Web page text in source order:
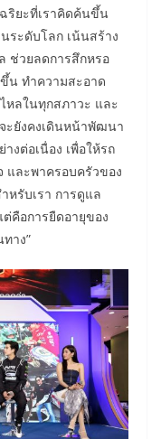
ริยะที่เราคิดค้นขึ้น
ะดับโลก เน้นสร้าง
ช่วยลดการสึกหรอ
น ทำความสะอาด
หลในทุกสภาวะ และ
ะยังคงเดินหน้าพัฒนา
งต่อเนื่อง เพื่อให้รถ
และพาครอบครัวของ
หรับเรา การดูแล
คือการยืดอายุของ
าง”